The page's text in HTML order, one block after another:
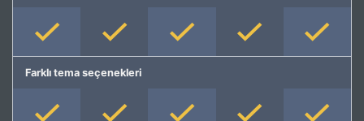
Farklı tema seçenekleri